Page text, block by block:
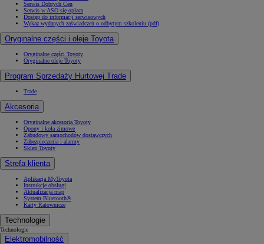
Serwis Dobrych Cen
Serwis w ASO się opłaca
Dostęp do informacji serwisowych
Wykaz wydanych zaświadczeń o odbytym szkoleniu (pdf)
Oryginalne części i oleje Toyota
Oryginalne części Toyoty
Oryginalne oleje Toyoty
Program Sprzedaży Hurtowej Trade
Trade
Akcesoria
Oryginalne akcesoria Toyoty
Opony i koła zimowe
Zabudowy samochodów dostawczych
Zabezpieczenia i alarmy
Sklep Toyoty
Strefa klienta
Aplikacja MyToyota
Instrukcje obsługi
Aktualizacja map
System Bluetooth®
Karty Ratownicze
Technologie
Technologie
Elektromobilność